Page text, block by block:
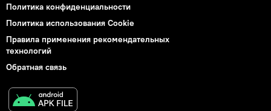
Политика конфиденциальности
Политика использования Cookie
Правила применения рекомендательных
технологий
Обратная связь